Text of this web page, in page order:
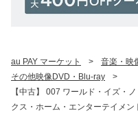
au PAY マーケット > 音楽・映
その他映像DVD・Blu-ray
>
【中古】 007 ワールド・イズ・
クス・ホーム・エンターテイメン